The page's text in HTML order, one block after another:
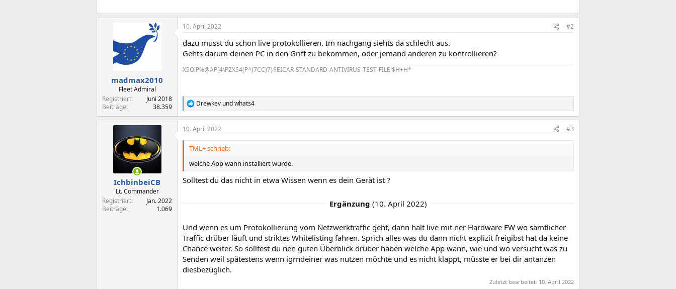
madmax2010
Fleet Admiral
Registriert
Juni 2018
Beiträge
38.359
10. April 2022 #2
dazu musst du schon live protokollieren. Im nachgang siehts da schlecht aus.
Gehts darum deinen PC in den Griff zu bekommen, oder jemand anderen zu kontrollieren?
X5O!P%@AP[4\PZX54(P^)7CC)7}$EICAR-STANDARD-ANTIVIRUS-TEST-FILE!$H+H*
R
e
a
k
t
n
e
n
Drewkev undwhats4
IchbinbeiCB
Lt. Commander
Registriert
Jan. 2022
Beiträge
1.069
10. April 2022 #3
TML+ schrieb:
welche App wann installiert wurde.
Solltest du das nicht in etwa Wissen wenn es dein Gerät ist ?
Ergänzung (10. April 2022)
Und wenn es um Protokollierung vom Netzwerktraffic geht, dann halt live mit ner Hardware FW wo sämtlicher
Traffic drüber läuft und striktes Whitelisting fahren. Sprich alles was du dann nicht explizit freigibst hat da keine
Chance weiter. So solltest du nen guten Überblick drüber haben welche App wann, wie und wo versucht was zu
Senden weil spätestens wenn igrndeiner was nutzen möchte und es nicht klappt, müsste er bei dir antanzen
diesbezüglich.
Zuletzt bearbeitet: 10. April 2022